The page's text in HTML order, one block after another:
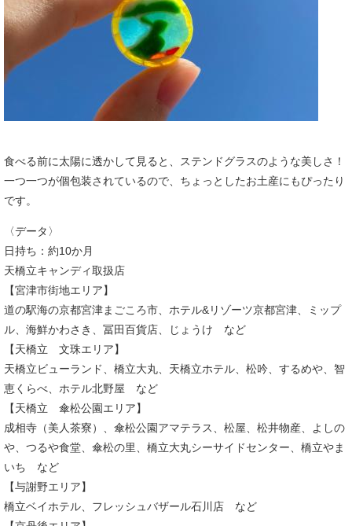
食べる前に太陽に透かして見ると、ステンドグラスのような美しさ！
一つ一つが個包装されているので、ちょっとしたお土産にもぴったり
です。
〈データ〉
日持ち：約10か月
天橋立キャンディ取扱店
【宮津市街地エリア】
道の駅海の京都宮津まごころ市、ホテル&リゾーツ京都宮津、ミップ
ル、海鮮かわさき、冨田百貨店、じょうけ など
【天橋立 文珠エリア】
天橋立ビューランド、橋立大丸、天橋立ホテル、松吟、するめや、智
恵くらべ、ホテル北野屋 など
【天橋立 傘松公園エリア】
成相寺（美人茶寮）、傘松公園アマテラス、松屋、松井物産、よしの
や、つるや食堂、傘松の里、橋立大丸シーサイドセンター、橋立やま
いち など
【与謝野エリア】
橋立ベイホテル、フレッシュバザール石川店 など